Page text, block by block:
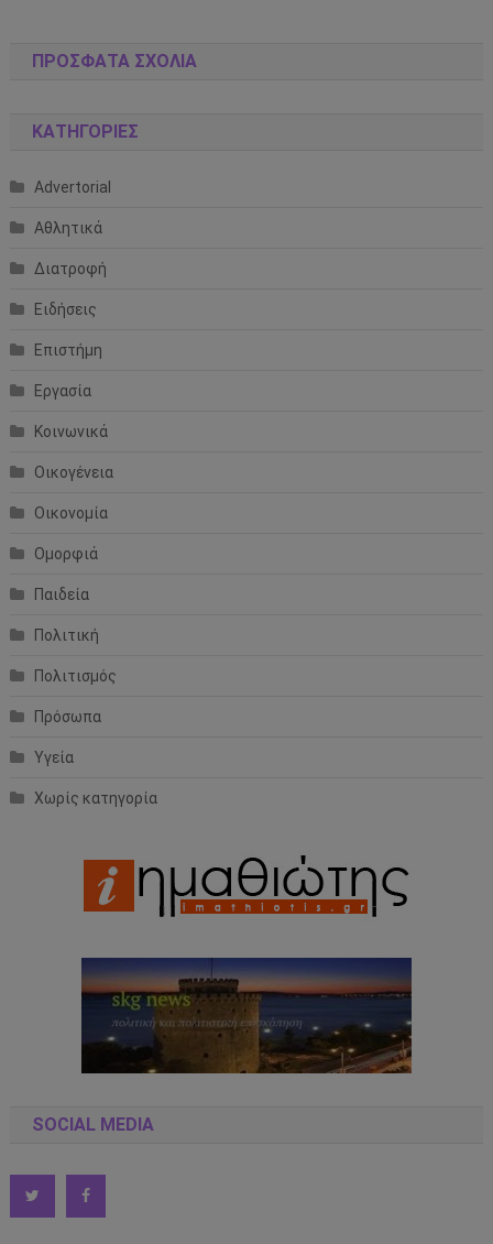
ΠΡΌΣΦΑΤΑ ΣΧΌΛΙΑ
KΑΤΗΓΟΡΊΕΣ
Advertorial
Αθλητικά
Διατροφή
Ειδήσεις
Επιστήμη
Εργασία
Κοινωνικά
Οικογένεια
Οικονομία
Ομορφιά
Παιδεία
Πολιτική
Πολιτισμός
Πρόσωπα
Υγεία
Χωρίς κατηγορία
SOCIAL MEDIA